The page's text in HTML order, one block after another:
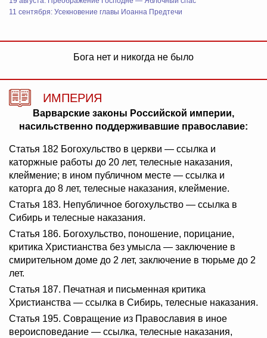
11 сентября: Усекновение главы Иоанна Предтечи
Бога нет и никогда не было
ИМПЕРИЯ
Варварские законы Российской империи,
насильственно поддерживавшие православие:
Статья 182 Богохульство в церкви — ссылка и
каторжные работы до 20 лет, телесные наказания,
клеймение; в ином публичном месте — ссылка и
каторга до 8 лет, телесные наказания, клеймение.
Статья 183. Непубличное богохульство — ссылка в
Сибирь и телесные наказания.
Статья 186. Богохульство, поношение, порицание,
критика Христианства без умысла — заключение в
смирительном доме до 2 лет, заключение в тюрьме до 2
лет.
Статья 187. Печатная и письменная критика
Христианства — ссылка в Сибирь, телесные наказания.
Статья 195. Совращение из Православия в иное
вероисповедание — ссылка, телесные наказания,